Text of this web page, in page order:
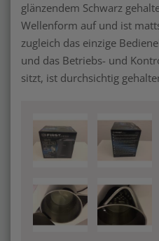
glänzendem Schwarz
Wellenform auf und ist
zugleich das einzige
und das Betriebs- und
sitzt, ist durchsichtig